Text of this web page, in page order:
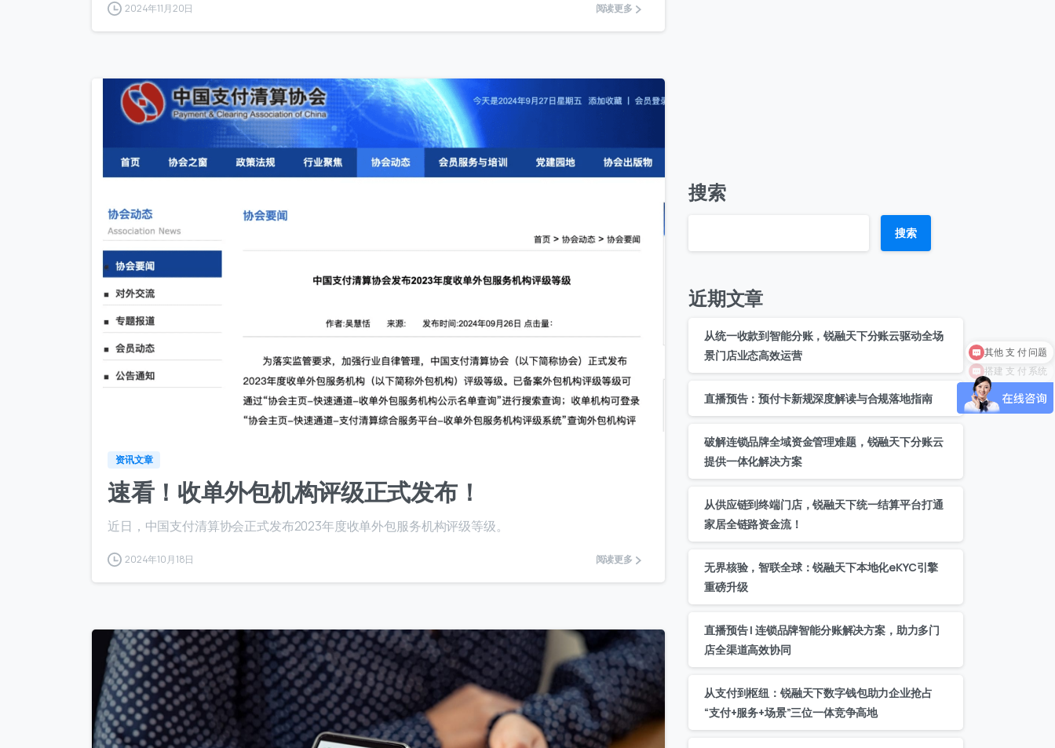
2024年11月20日 阅读更多
6
资讯文章
速看！收单外包机构评级正式发布！
近日，中国支付清算协会正式发布2023年度收单外包服务机构评级等级。
2024年10月18日 阅读更多
搜索
搜索
近期文章
从统一收款到智能分账，锐融天下分账云驱动全场
景门店业态高效运营
直播预告：预付卡新规深度解读与合规落地指南
破解连锁品牌全域资金管理难题，锐融天下分账云
提供一体化解决方案
从供应链到终端门店，锐融天下统一结算平台打通
家居全链路资金流！
无界核验，智联全球：锐融天下本地化eKYC引擎
重磅升级
直播预告 | 连锁品牌智能分账解决方案，助力多门
店全渠道高效协同
从支付到枢纽：锐融天下数字钱包助力企业抢占
“支付+服务+场景”三位一体竞争高地
+86
首次进入页面
我们通常的回复时间：30 分钟内
搭建 支 付 系统